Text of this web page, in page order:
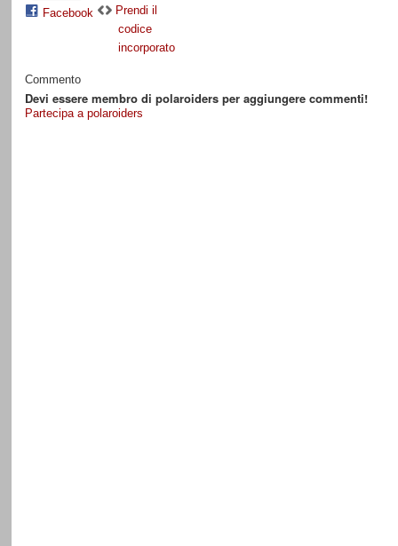
Facebook
Prendi il
codice
incorporato
Commento
Devi essere membro di polaroiders per aggiungere commenti!
Partecipa a polaroiders